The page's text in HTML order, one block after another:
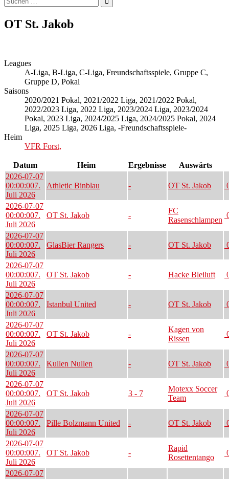
nach:
OT St. Jakob
Leagues
A-Liga, B-Liga, C-Liga, Freundschaftsspiele, Gruppe C,
Gruppe D, Pokal
Saisons
2020/2021 Pokal, 2021/2022 Liga, 2021/2022 Pokal,
2022/2023 Liga, 2022 Liga, 2023/2024 Liga, 2023/2024
Pokal, 2023 Liga, 2024/2025 Liga, 2024/2025 Pokal, 2024
Liga, 2025 Liga, 2026 Liga, -Freundschaftsspiele-
Heim
VFR Forst,
Datum Heim Ergebnisse
Auswärts
2026-07-07
00:00:007.
Juli 2026
Athletic Binblau - OT St. Jakob
2026-07-07
00:00:007.
Juli 2026
OT St. Jakob -
FC
Rasenschlampen
2026-07-07
00:00:007.
Juli 2026
GlasBier Rangers - OT St. Jakob
2026-07-07
00:00:007.
Juli 2026
OT St. Jakob - Hacke Bleiluft
2026-07-07
00:00:007.
Juli 2026
Istanbul United - OT St. Jakob
2026-07-07
00:00:007.
Juli 2026
OT St. Jakob -
Kagen von
Rissen
2026-07-07
00:00:007.
Juli 2026
Kullen Nullen - OT St. Jakob
2026-07-07
00:00:007.
Juli 2026
OT St. Jakob 3 - 7
Motexx Soccer
Team
2026-07-07
00:00:007.
Juli 2026
Pille Bolzmann United - OT St. Jakob
2026-07-07
00:00:007.
Juli 2026
OT St. Jakob -
Rapid
Rosettentango
2026-07-07